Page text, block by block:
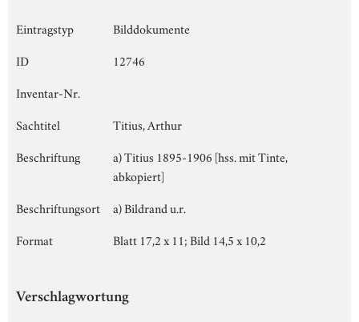
Eintragstyp
Bilddokumente
ID
12746
Inventar-Nr.
Sachtitel
Titius, Arthur
Beschriftung
a) Titius 1895-1906 [hss. mit Tinte,
abkopiert]
Beschriftungsort
a) Bildrand u.r.
Format
Blatt 17,2 x 11; Bild 14,5 x 10,2
Verschlagwortung